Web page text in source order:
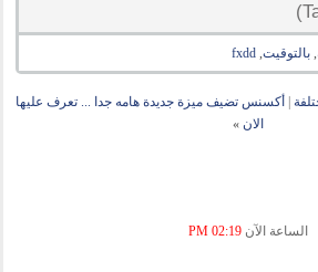
,بالتوقيت,
fxdd
أكسنس تضيف ميزة جديدة هامه جدا ... تعرف عليها
الان »
الساعة الآن 02:19 PM